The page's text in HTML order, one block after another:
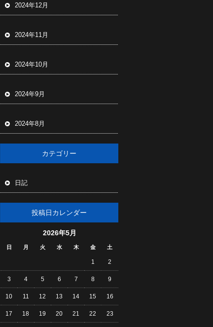
2024年12月
2024年11月
2024年10月
2024年9月
2024年8月
カテゴリー
日記
投稿日カレンダー
2026年5月
日 月 火 水 木 金 土
1 2
3 4 5 6 7 8 9
10 11 12 13 14 15 16
17 18 19 20 21 22 23